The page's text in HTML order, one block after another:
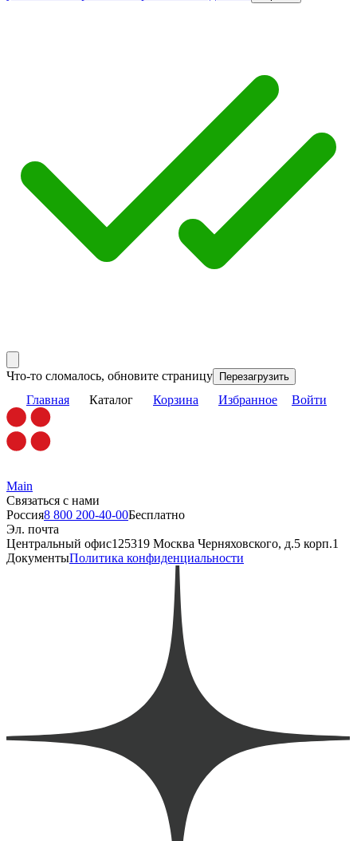
Что-то сломалось, обновите страницу Перезагрузить
Главная Каталог Корзина Избранное Войти
Main
Связаться с нами
Россия8 800 200-40-00Бесплатно
Эл. почта
Центральный офис125319 Москва Черняховского, д.5 корп.1
ДокументыПолитика конфиденциальности